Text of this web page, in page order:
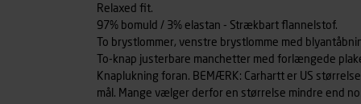
Relaxed fit.
97% bomuld / 3% elastan - Strækbart flannelstof.
To brystlommer, venstre brystlomme med
To-knap justerbare manchetter med forlængede
Knaplukning foran. BEMÆRK: Carhartt er US
mål. Mange vælger derfor en størrelse mindre end